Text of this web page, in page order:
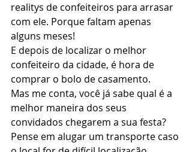
realitys de confeiteiros para arrasar
com ele. Porque faltam apenas
alguns meses!
E depois de localizar o melhor
confeiteiro da cidade, é hora de
comprar o bolo de casamento.
Mas me conta, você já sabe qual é a
melhor maneira dos seus
convidados chegarem a sua festa?
Pense em alugar um transporte caso